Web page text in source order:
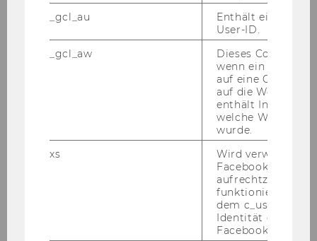
ProEuropeanValuesAT Workshopreihe „Humor:
Workshop 1" - Frühjahr 2026
Workshop: Förderwesen für kleine Vereine
praxisWorkshop: AI/Künstliche Intelligenz für
Workshop: Ubuntu Leadership - ich bin, weil
wir sind
Nachhaltigkeitsberichterstattung – OMNIBUS-
_gcl_au
Enthält eine
User-ID.
_gcl_aw
Dieses Cookie
wenn ein User
auf eine Google
auf die Website
enthält
welche
wurde.
xs
Wird verwendet,
Facebook-Sitzung
funktioniert in
dem c_user-
Identität des
Facebook zu